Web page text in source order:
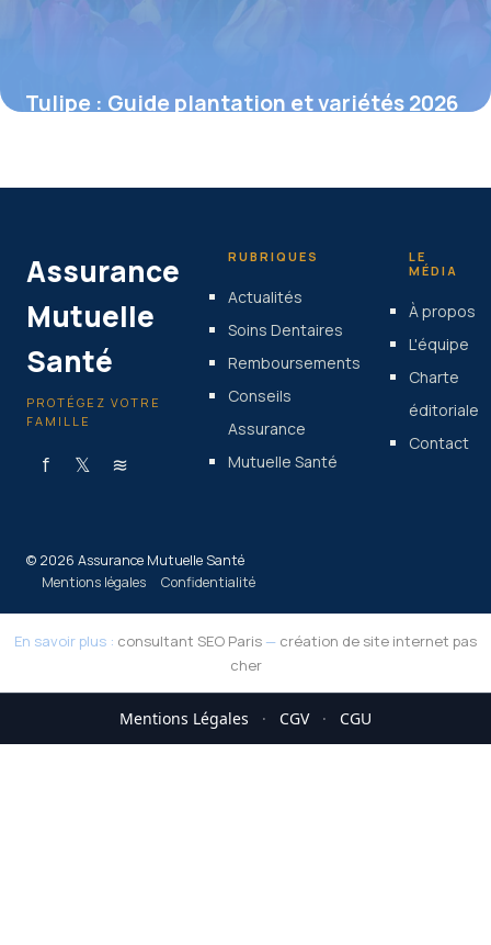
Tulipe : Guide plantation et variétés 2026
Assurance
Mutuelle
Santé
PROTÉGEZ VOTRE
FAMILLE
f 𝕏 ≋
RUBRIQUES
Actualités
Soins Dentaires
Remboursements
Conseils
Assurance
Mutuelle Santé
LE
MÉDIA
À propos
L'équipe
Charte
éditoriale
Contact
© 2026 Assurance Mutuelle Santé
Mentions légales
Confidentialité
En savoir plus : consultant SEO Paris — création de site internet pas
cher
Mentions Légales · CGV · CGU